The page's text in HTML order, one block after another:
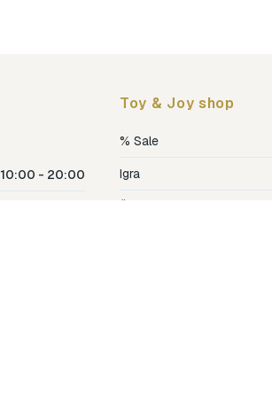
10:00 - 20:00
Toy & Joy shop
% Sale
Igra